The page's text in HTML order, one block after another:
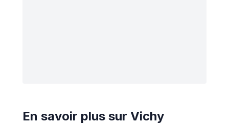
En savoir plus sur Vichy